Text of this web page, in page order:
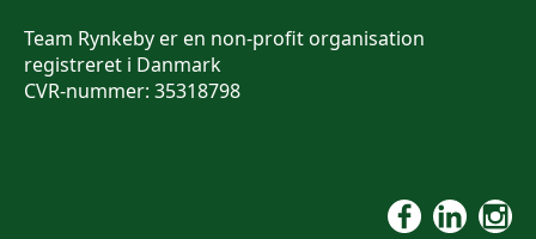
Team Rynkeby er en non-profit organisation
registreret i Danmark
CVR-nummer: 35318798